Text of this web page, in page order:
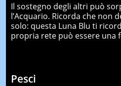
Il sostegno degli altri può
l’Acquario. Ricorda che non
solo: questa Luna Blu ti
propria rete può essere una
Pesci